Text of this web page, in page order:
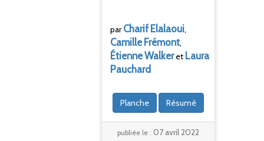
parCharif Elalaoui,
Camille Frémont,
ÉtienneWalkeret Laura
Pauchard
Planche Résumé
publiée le :07 avril 2022